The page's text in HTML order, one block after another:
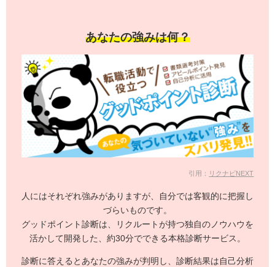
あなたの強みは何？
引用： リクナビNEXT
人にはそれぞれ強みがありますが、自分では客観的に把握し
づらいものです。
グッドポイント診断は、リクルートが持つ独自のノウハウを
活かして開発した、 約30分でできる本格診断サービス。
診断に答えるとあなたの強みが判明し、診断結果は自己分析